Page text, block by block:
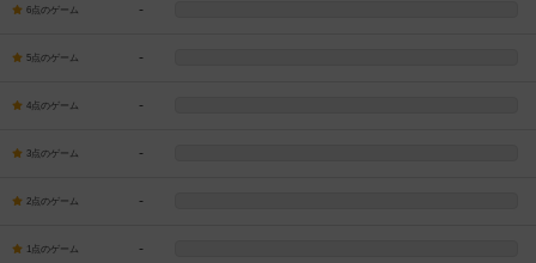
6点のゲーム -
5点のゲーム -
4点のゲーム -
3点のゲーム -
2点のゲーム -
1点のゲーム -